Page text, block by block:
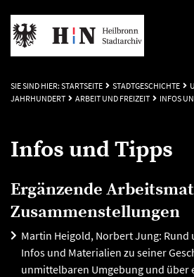
SIE SIND HIER: STARTSEITE STADTGESCHICHTE
JAHRHUNDERT
ARBEIT UND FREIZEIT INFOS
Infos und Tipps
Ergänzende
Zusammenstellungen
Martin Heigold, Norbert Jung: Rund
Infos und Materialien zu seiner
unmittelbaren Umgebung und über